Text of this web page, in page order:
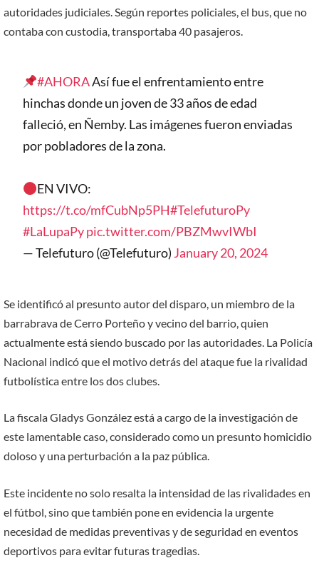
autoridades judiciales. Según reportes policiales, el bus, que no
contaba con custodia, transportaba 40 pasajeros.
#AHORAAsí fue el enfrentamiento entre
hinchas donde un joven de 33 años de edad
falleció, en Ñemby. Las imágenes fueron enviadas
por pobladores de la zona.
EN VIVO:
https://t.co/mfCubNp5PH#TelefuturoPy
#LaLupaPypic.twitter.com/PBZMwvIWbI
— Telefuturo (@Telefuturo) January 20, 2024
Se identificó al presunto autor del disparo, un miembro de la
barrabrava de Cerro Porteño y vecino del barrio, quien
actualmente está siendo buscado por las autoridades. La Policía
Nacional indicó que el motivo detrás del ataque fue la rivalidad
futbolística entre los dos clubes.
La fiscala Gladys González está a cargo de la investigación de
este lamentable caso, considerado como un presunto homicidio
doloso y una perturbación a la paz pública.
Este incidente no solo resalta la intensidad de las rivalidades en
el fútbol, sino que también pone en evidencia la urgente
necesidad de medidas preventivas y de seguridad en eventos
deportivos para evitar futuras tragedias.